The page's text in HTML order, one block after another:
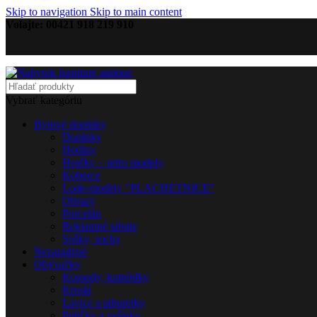
Skip to navigation Skip to main content
Vybrať kategóriu
Bytové doplnky
Doplnky
Hodiny
Hračky – retro modely
Koberce
Lode-modely "PLACHETNICE"
Obrazy
Porcelán
Reklamné tabule
Sošky, sochy
Nezaradené
Obývačky
Komody, komôdky
Kreslá
Lavice a taburetky